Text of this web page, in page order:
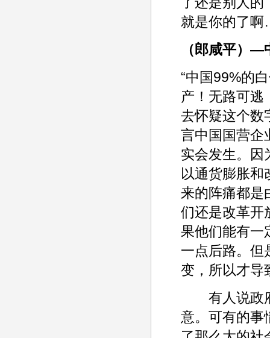
就是你的了
（郎咸平）—
“中国99%的
产！无路可逃
去怀疑这个数
言中国国营企
实会发生。因
以通货膨胀
来的阵痛都是
们还是改革开
果他们能有一
一点后路。但
变，所以才导
有人说政府
意。可有的